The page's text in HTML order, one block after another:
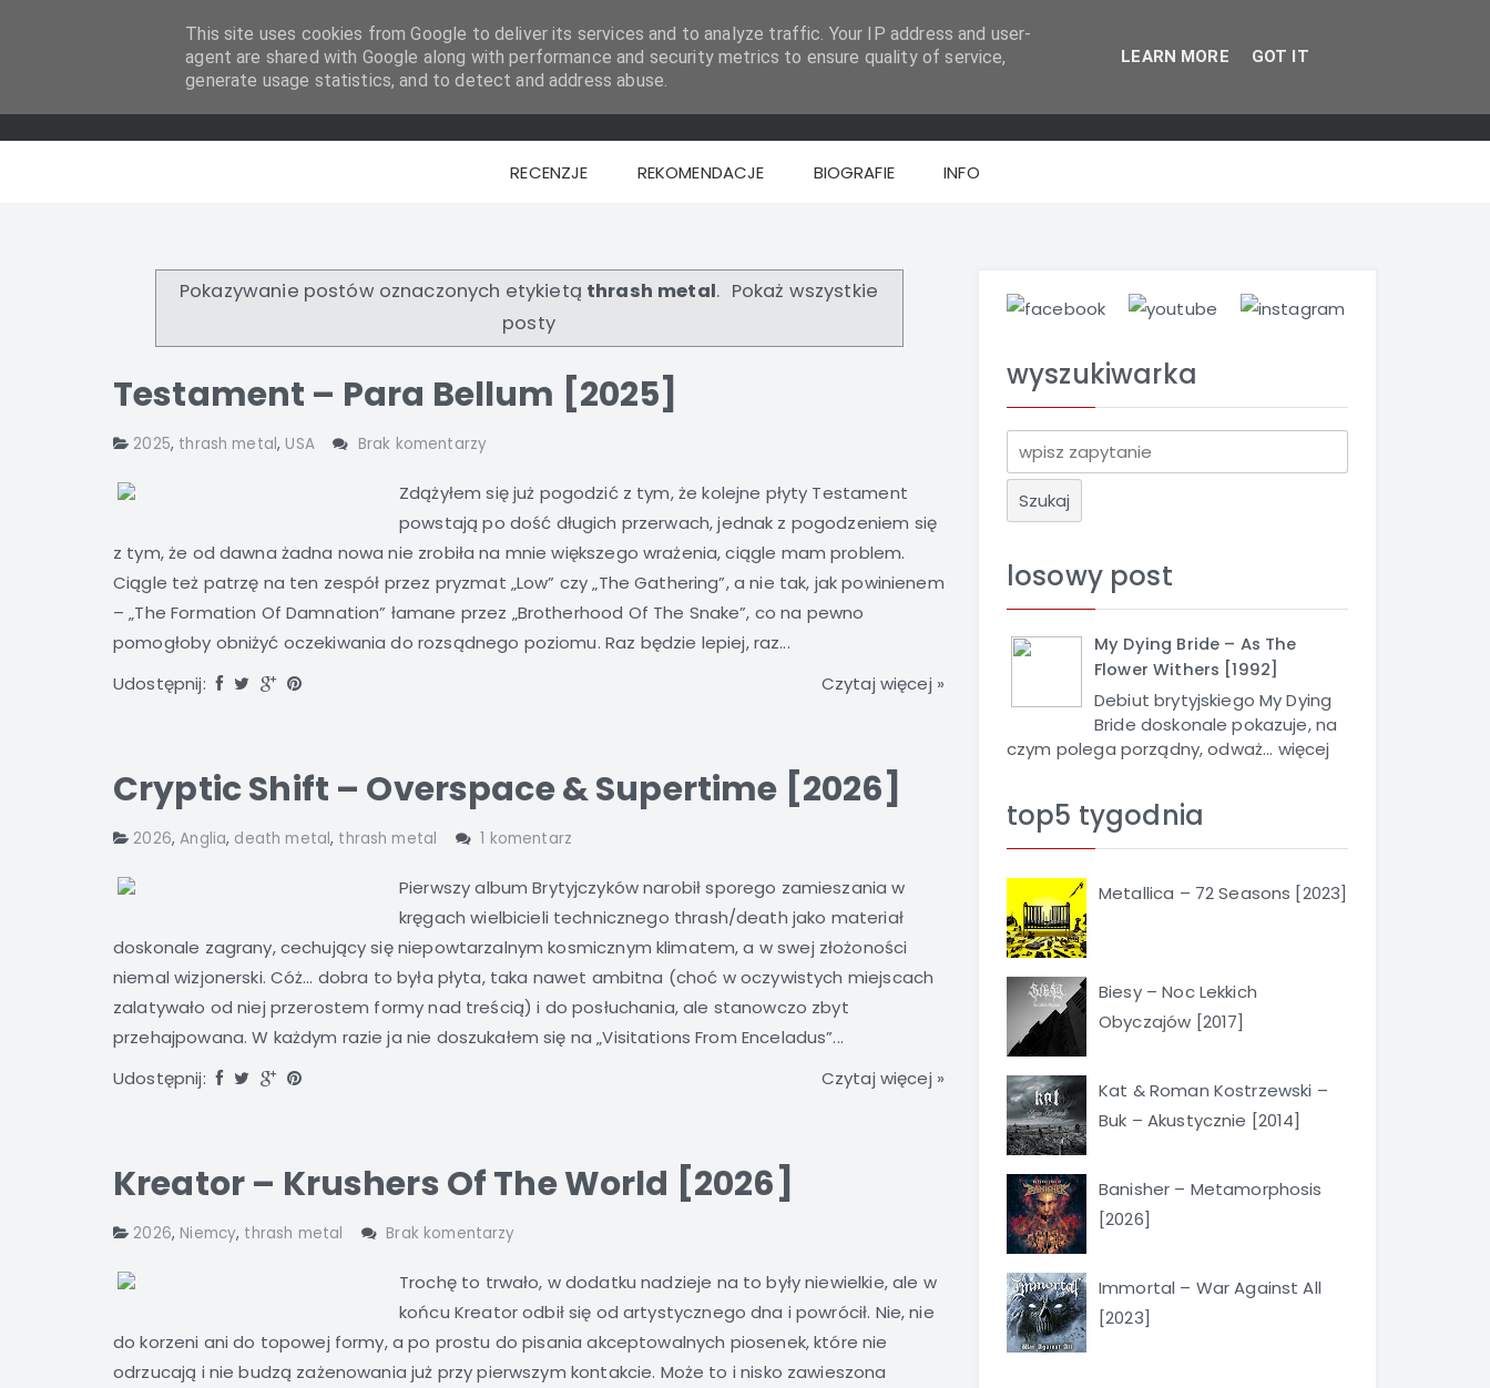
RECENZJE REKOMENDACJE BIOGRAFIE INFO
Pokazywanie postów oznaczonych etykietą thrash metal. Pokaż wszystkie
posty
Testament – Para Bellum [2025]
2025, thrash metal, USA Brak komentarzy
Zdążyłem się już pogodzić z tym, że kolejne płyty Testament
powstają po dość długich przerwach, jednak z pogodzeniem się
z tym, że od dawna żadna nowa nie zrobiła na mnie większego wrażenia, ciągle mam problem.
Ciągle też patrzę na ten zespół przez pryzmat „Low” czy „The Gathering”, a nie tak, jak powinienem
– „The Formation Of Damnation” łamane przez „Brotherhood Of The Snake”, co na pewno
pomogłoby obniżyć oczekiwania do rozsądnego poziomu. Raz będzie lepiej, raz...
Udostępnij:
Czytaj więcej »
Cryptic Shift – Overspace & Supertime [2026]
2026,Anglia, death metal, thrash metal 1 komentarz
Pierwszy album Brytyjczyków narobił sporego zamieszania w
kręgach wielbicieli technicznego thrash/death jako materiał
doskonale zagrany, cechujący się niepowtarzalnym kosmicznym klimatem, a w swej złożoności
niemal wizjonerski. Cóż… dobra to była płyta, taka nawet ambitna (choć w oczywistych miejscach
zalatywało od niej przerostem formy nad treścią) i do posłuchania, ale stanowczo zbyt
przehajpowana. W każdym razie ja nie doszukałem się na „Visitations From Enceladus”...
Udostępnij:
Czytaj więcej »
Kreator – Krushers Of The World [2026]
2026, Niemcy, thrash metal Brak komentarzy
Trochę to trwało, w dodatku nadzieje na to były niewielkie, ale w
końcu Kreator odbił się od artystycznego dna i powrócił. Nie, nie
do korzeni ani do topowej formy, a po prostu do pisania akceptowalnych piosenek, które nie
odrzucają i nie budzą zażenowania już przy pierwszym kontakcie. Może to i nisko zawieszona
wyszukiwarka
z
u
a
losowy post
My Dying Bride – As The
Flower Withers [1992]
Debiut brytyjskiego My Dying
Bride doskonale pokazuje, na
czym polega porządny, odważ... więcej
top5 tygodnia
Metallica – 72 Seasons [2023]
Biesy – Noc Lekkich
Obyczajów [2017]
Kat & Roman Kostrzewski –
Buk – Akustycznie [2014]
Banisher – Metamorphosis
[2026]
Immortal – War Against All
[2023]
This site uses cookies from Google to deliver its services and to analyze traffic. Your IP address and user-
agent are shared with Google along with performance and security metrics to ensure quality of service,
generate usage statistics, and to detect and address abuse.
LEARN MORE GOT IT